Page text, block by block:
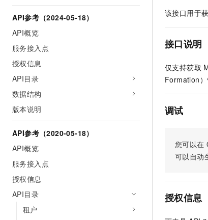
API参考（2024-05-18）
API概览
服务接入点
授权信息
API目录
数据结构
版本说明
API参考（2020-05-18）
API概览
服务接入点
授权信息
API目录
租户
该接口用于
接口说明
仅支持获取
Formation
调试
您可以在
可以自动
授权信息
能看、能想、能
Qwen3-VL-Plus
大模型服务
千问AI平台-
千问AI平台-模型体
在线体验全尺寸、
计算
容器
存储
网络与CDN
安全
数据库
大数据计算
媒体服务
企业服务与云通信
无影云电脑
随时随地安全接入
云解析DNS
云原生大数据计
面向分析的企业
互联网应用开发
大数据
现代化应用
安全
网络
上云与迁云
企业出海
政企业务
HappyHorse 打
快速拥有专属
云工开物
高校专属算力普惠
免费试用
解决方案免费试
最高领取价值200
1亿+ 大模型
产品新客免费试用
观测云
Tuya 物联网平台
电子合同
Tableau 订阅
生态解决方案
开发者生态解决方
AI 开发和 AI 应用
无影生态合作计划
Consulting
在线服务
短信专区
分析师报告
研究报告与白皮书
天池大赛
云开发大赛